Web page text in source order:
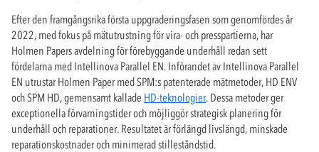
Efter den framgångsrika första uppgraderingsfasen som genomfördes år
2022, med fokus på mätutrustning för vira- och presspartierna, har
Holmen Papers avdelning för förebyggande underhåll redan sett
fördelarna med Intellinova Parallel EN. Införandet av Intellinova Parallel
EN utrustar Holmen Paper med SPM:s patenterade mätmetoder, HD ENV
och SPM HD, gemensamt kallade HD-teknologier. Dessa metoder ger
exceptionella förvarningstider och möjliggör strategisk planering för
underhåll och reparationer. Resultatet är förlängd livslängd, minskade
reparationskostnader och minimerad stilleståndstid.